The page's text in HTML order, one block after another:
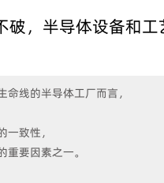
破，半导体设备和
线的半导体工厂而言，
致性，
要因素之一。